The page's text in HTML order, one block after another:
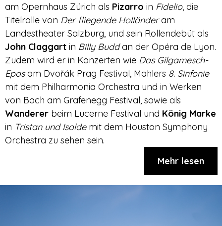
am Opernhaus Zürich als Pizarro in Fidelio, die
Titelrolle von Der fliegende Holländeram
Landestheater Salzburg, und sein Rollendebüt als
John Claggart in Billy Buddan der Opéra de Lyon.
Zudem wird er in Konzerten wie Das Gilgamesch-
Eposam Dvořák Prag Festival, Mahlers 8. Sinfonie
mit dem Philharmonia Orchestra und in Werken
von Bach am Grafenegg Festival, sowie als
Wanderer beim Lucerne Festival und König Marke
in Tristan und Isoldemit dem Houston Symphony
Orchestra zu sehen sein.
Mehr lesen